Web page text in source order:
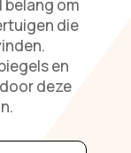
om
die
en
deze